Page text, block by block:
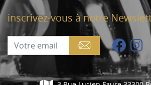
inscrivez-vous à notre